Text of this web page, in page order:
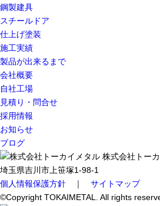
鋼製建具
スチールドア
仕上げ塗装
施工実績
製品が出来るまで
会社概要
自社工場
見積り・問合せ
採用情報
お知らせ
ブログ
株式会社トー
埼玉県吉川市上笹塚1-98-1
個人情報保護方針 ｜ サイトマップ
©Copyright TOKAIMETAL. All rights